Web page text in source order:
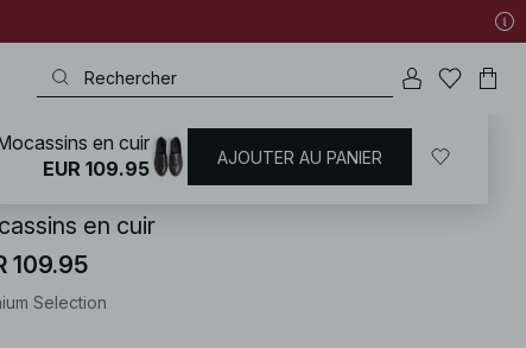
Chaussures / Chaussures Plates / Mocassins
en cuir
109.95
Selection
en cuir
EUR 109.95
AJOUTER AU PANIER